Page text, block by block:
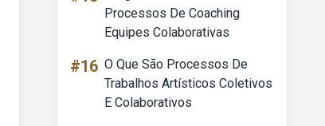
Processos De Coaching
Equipes Colaborativas
#16 O Que São Processos De
Trabalhos Artísticos Coletivos
E Colaborativos